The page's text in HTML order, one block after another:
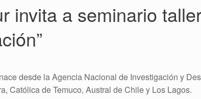
invita a seminario
desde la Agencia Nacional de Investigación y
Católica de Temuco, Austral de Chile y Los Lagos.